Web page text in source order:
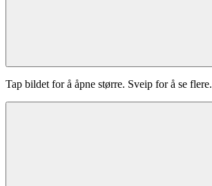
Tap bildet for å åpne større. Sveip for å se flere.